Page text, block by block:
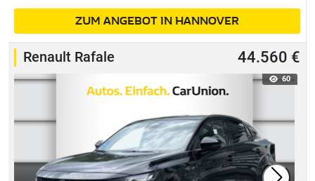
ZUM ANGEBOT IN HANNOVER
Renault Rafale 44.560 €
60